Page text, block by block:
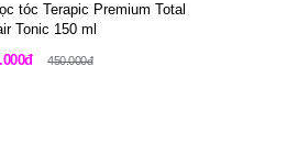
tóc Terapic Premium Total
Tonic 150 ml
450.000đ